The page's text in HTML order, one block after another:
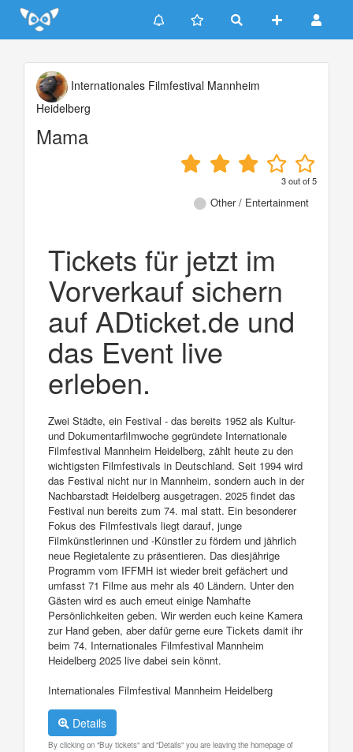
Update cookies preferences
Internationales Filmfestival Mannheim
Heidelberg
Mama
3out of5
Other / Entertainment
Tickets für jetzt im
Vorverkauf sichern
auf ADticket.de und
das Event live
erleben.
Zwei Städte, ein Festival - das bereits 1952 als Kultur-
und Dokumentarfilmwoche gegründete Internationale
Filmfestival Mannheim Heidelberg, zählt heute zu den
wichtigsten Filmfestivals in Deutschland. Seit 1994 wird
das Festival nicht nur in Mannheim, sondern auch in der
Nachbarstadt Heidelberg ausgetragen. 2025 findet das
Festival nun bereits zum 74. mal statt. Ein besonderer
Fokus des Filmfestivals liegt darauf, junge
Filmkünstlerinnen und -Künstler zu fördern und jährlich
neue Regietalente zu präsentieren. Das diesjährige
Programm vom IFFMH ist wieder breit gefächert und
umfasst 71 Filme aus mehr als 40 Ländern. Unter den
Gästen wird es auch erneut einige Namhafte
Persönlichkeiten geben. Wir werden euch keine Kamera
zur Hand geben, aber dafür gerne eure Tickets damit ihr
beim 74. Internationales Filmfestival Mannheim
Heidelberg 2025 live dabei sein könnt.
Internationales Filmfestival Mannheim Heidelberg
Details
By clicking on "Buy tickets" and "Details" you are leaving the homepage of